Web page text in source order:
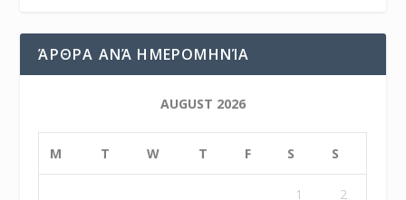
ΆΡΘΡΑ ΑΝΆ ΗΜΕΡΟΜΗΝΊΑ
AUGUST 2026
M T W T F S S
1 2